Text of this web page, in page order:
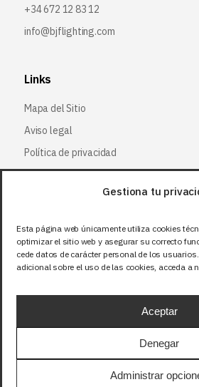
Gestiona tu
Esta página web únicamente utiliza cookies
optimizar el sitio web y asegurar su correcto
cede datos de carácter personal de los
adicional sobre el uso de las cookies, acceda a
Aceptar
Denegar
Administrar
+34 672 12 83 12
info@bjflighting.com
Links
Mapa del Sitio
Aviso legal
Política de privacidad
Política de cookies
Síguenos
Facebook
X (Twitter)
Instagram
Precios sin IVA (21%). Tasa